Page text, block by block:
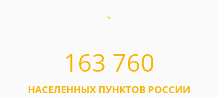
163 760
НАСЕЛЕННЫХ ПУНКТОВ РОССИИ